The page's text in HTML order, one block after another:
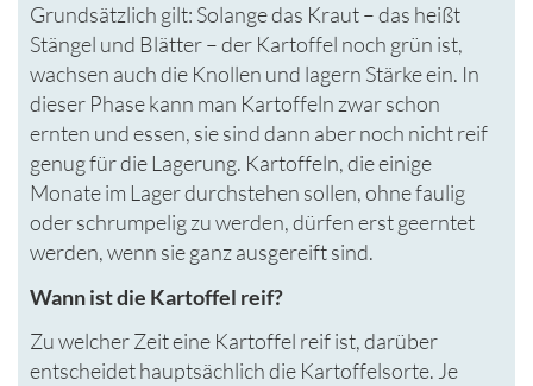
Grundsätzlich gilt: Solange das Kraut – das heißt
Stängel und Blätter – der Kartoffel noch grün ist,
wachsen auch die Knollen und lagern Stärke ein. In
dieser Phase kann man Kartoffeln zwar schon
ernten und essen, sie sind dann aber noch nicht reif
genug für die Lagerung. Kartoffeln, die einige
Monate im Lager durchstehen sollen, ohne faulig
oder schrumpelig zu werden, dürfen erst geerntet
werden, wenn sie ganz ausgereift sind.
Wann ist die Kartoffel reif?
Zu welcher Zeit eine Kartoffel reif ist, darüber
entscheidet hauptsächlich die Kartoffelsorte. Je